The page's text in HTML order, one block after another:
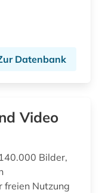
Datenbank
Video
Bilder,
freien Nutzung